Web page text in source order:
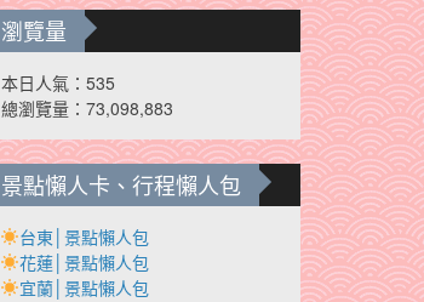
瀏覽量
本日人氣：535
總瀏覽量：73,098,883
景點懶人卡、行程懶人包
台東│景點懶人包
花蓮│景點懶人包
宜蘭│景點懶人包